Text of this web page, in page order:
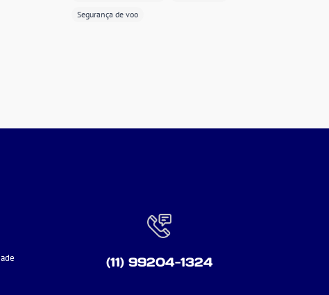
Segurança de voo
(11) 99204-1324